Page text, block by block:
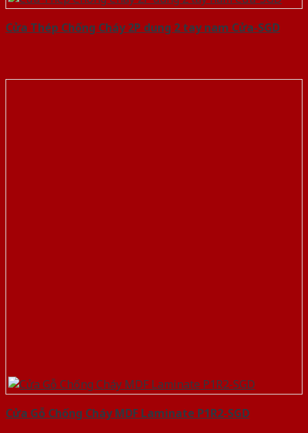
Cửa Thép Chống Cháy 2P dung 2 tay nam Cửa-SGD
Cửa Gỗ Chống Cháy MDF Laminate P1R2-SGD